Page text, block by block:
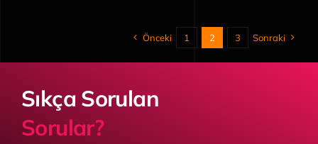
Önceki 1 2 3 Sonraki
Sıkça Sorulan
Sorular?